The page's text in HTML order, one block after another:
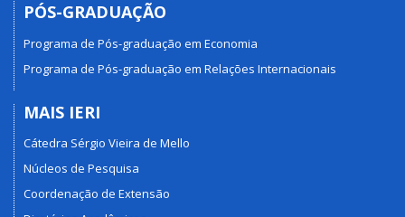
PÓS-GRADUAÇÃO
Programa de Pós-graduação em Economia
Programa de Pós-graduação em Relações Internacionais
MAIS IERI
Cátedra Sérgio Vieira de Mello
Núcleos de Pesquisa
Coordenação de Extensão